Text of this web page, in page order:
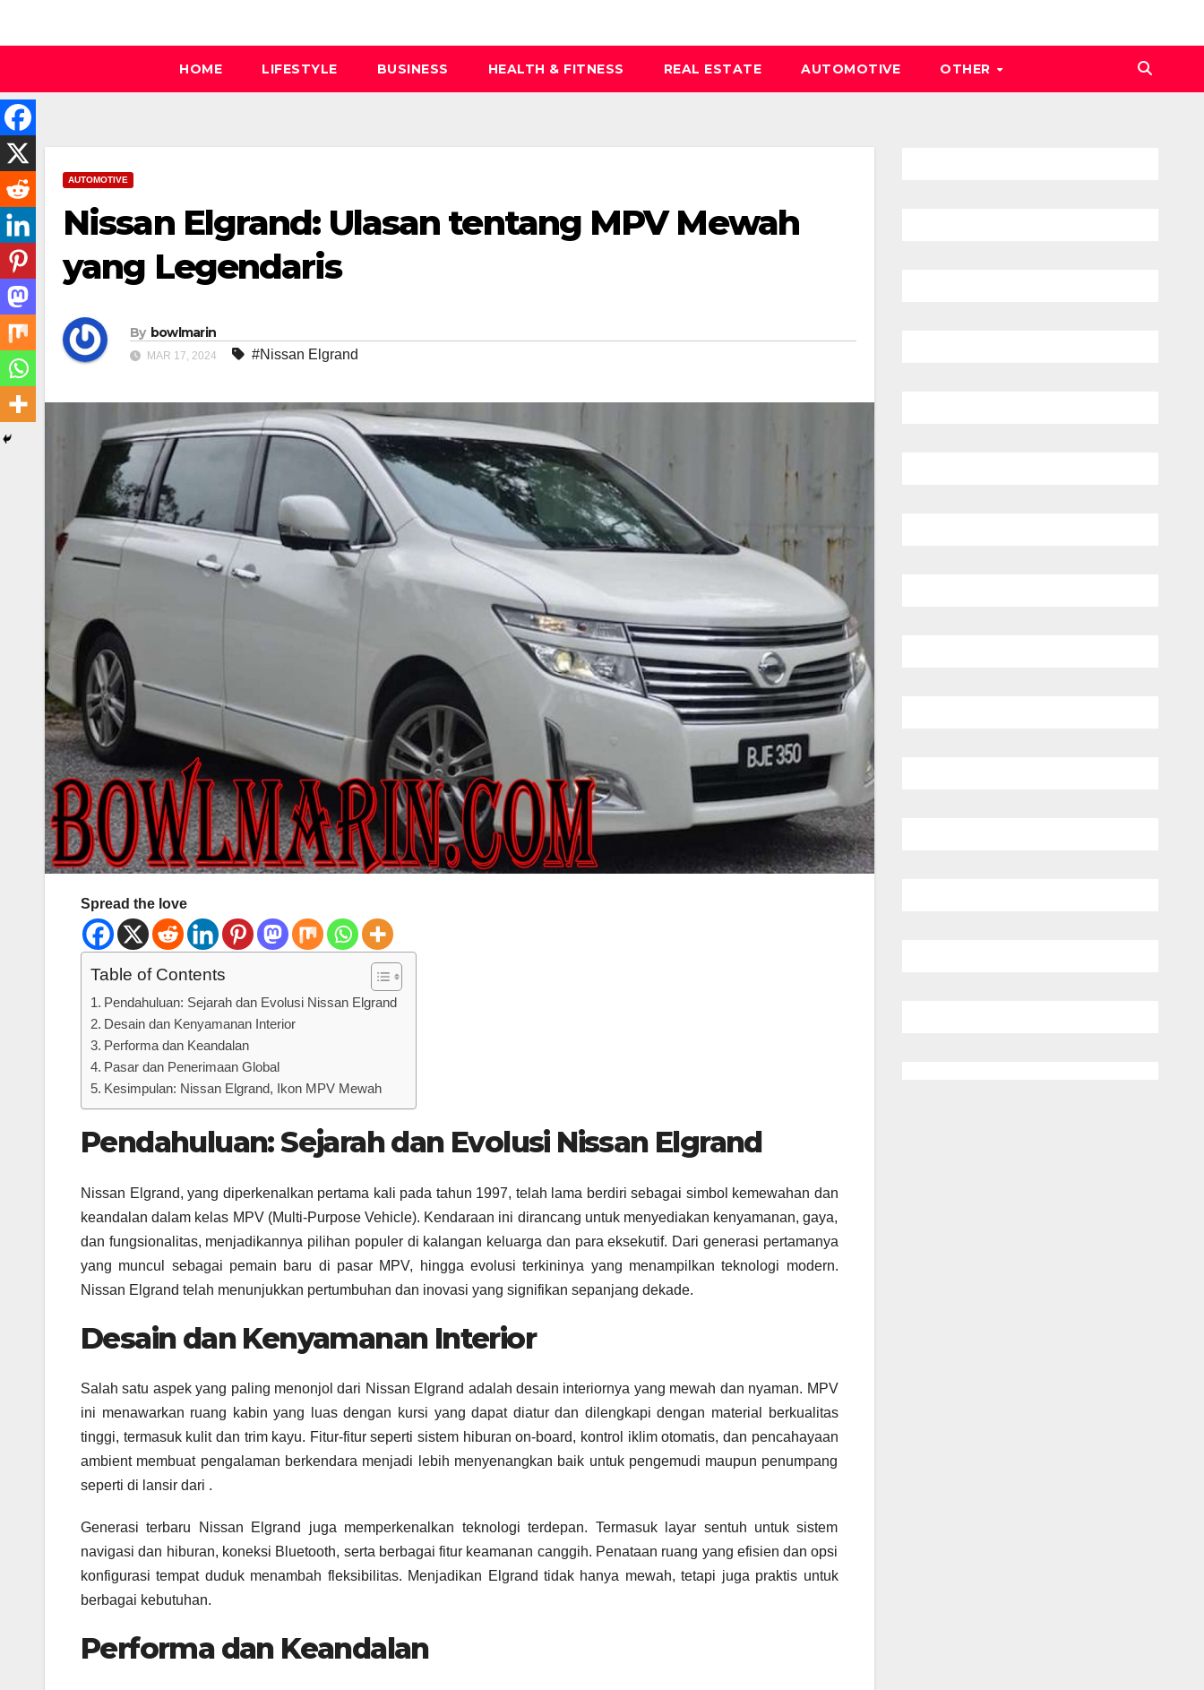
HOME LIFESTYLE BUSINESS HEALTH & FITNESS REAL ESTATE AUTOMOTIVE OTHER
AUTOMOTIVE
Nissan Elgrand: Ulasan tentang MPV Mewah
yang Legendaris
By bowlmarin
MAR 17, 2024 #Nissan Elgrand
Spread the love
Table of Contents
Pendahuluan: Sejarah dan Evolusi Nissan Elgrand
Desain dan Kenyamanan Interior
Performa dan Keandalan
Pasar dan Penerimaan Global
Kesimpulan: Nissan Elgrand, Ikon MPV Mewah
Pendahuluan: Sejarah dan Evolusi Nissan Elgrand
Nissan Elgrand, yang diperkenalkan pertama kali pada tahun 1997, telah lama berdiri sebagai simbol kemewahan dan
keandalan dalam kelas MPV (Multi-Purpose Vehicle). Kendaraan ini dirancang untuk menyediakan kenyamanan, gaya,
dan fungsionalitas, menjadikannya pilihan populer di kalangan keluarga dan para eksekutif. Dari generasi pertamanya
yang muncul sebagai pemain baru di pasar MPV, hingga evolusi terkininya yang menampilkan teknologi modern.
Nissan Elgrand telah menunjukkan pertumbuhan dan inovasi yang signifikan sepanjang dekade.
Desain dan Kenyamanan Interior
Salah satu aspek yang paling menonjol dari Nissan Elgrand adalah desain interiornya yang mewah dan nyaman. MPV
ini menawarkan ruang kabin yang luas dengan kursi yang dapat diatur dan dilengkapi dengan material berkualitas
tinggi, termasuk kulit dan trim kayu. Fitur-fitur seperti sistem hiburan on-board, kontrol iklim otomatis, dan pencahayaan
ambient membuat pengalaman berkendara menjadi lebih menyenangkan baik untuk pengemudi maupun penumpang
seperti di lansir dari .
Generasi terbaru Nissan Elgrand juga memperkenalkan teknologi terdepan. Termasuk layar sentuh untuk sistem
navigasi dan hiburan, koneksi Bluetooth, serta berbagai fitur keamanan canggih. Penataan ruang yang efisien dan opsi
konfigurasi tempat duduk menambah fleksibilitas. Menjadikan Elgrand tidak hanya mewah, tetapi juga praktis untuk
berbagai kebutuhan.
Performa dan Keandalan